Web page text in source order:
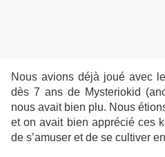
Nous avions déjà joué avec
dès 7 ans de Mysteriokid
nous avait bien plu. Nous
eton avait bien apprécié ces
de s’amuser et de se cultiver